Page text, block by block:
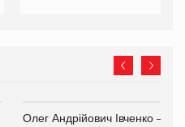
Олег Андрійович Івченко —